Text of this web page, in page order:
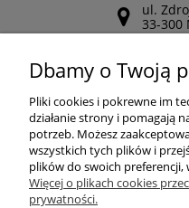
ul.
33-300
Dbamy o Twoją
Pliki cookies i pokrewne im
działanie strony i pomagają
potrzeb. Możesz
wszystkich tych plików i
plików do swoich
Więcej o plikach cookies
prywatności.